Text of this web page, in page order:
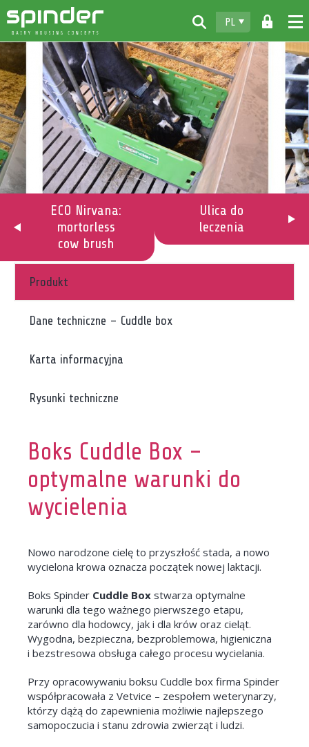
PL
Home
Produkty
Do pobrania
Spinder
Dealerzy
Kontakt
Produkt
Dane techniczne – Cuddle box
Karta informacyjna
Rysunki techniczne
Boks Cuddle Box –
optymalne warunki do
wycielenia
Nowo narodzone cielę to przyszłość stada, a nowo
wycielona krowa oznacza początek nowej laktacji.
Boks Spinder Cuddle Box stwarza optymalne
warunki dla tego ważnego pierwszego etapu,
zarówno dla hodowcy, jak i dla krów oraz cieląt.
Wygodna, bezpieczna, bezproblemowa, higieniczna
i bezstresowa obsługa całego procesu wycielania.
Przy opracowywaniu boksu Cuddle box firma Spinder
współpracowała z Vetvice – zespołem weterynarzy,
którzy dążą do zapewnienia możliwie najlepszego
samopoczucia i stanu zdrowia zwierząt i ludzi.
ECO Nirvana:
mortorless
cow brush
Ulica do
leczenia